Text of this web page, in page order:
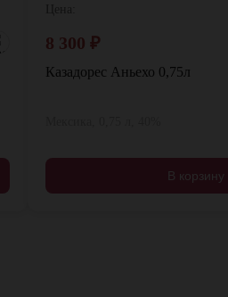
8 300 ₽
Казадорес Аньехо 0,75л
В корзину